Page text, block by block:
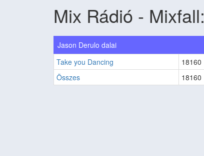
Mix Rádió - Mixfall:
Jason Derulo dalai
Take you Dancing
18160
Összes
18160